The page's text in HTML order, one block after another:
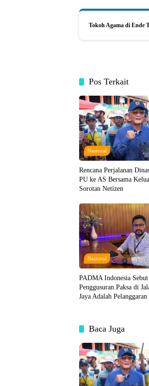
Tokoh Agama di Ende
Pos Terkait
Nasional
Rencana Perjalanan
PU ke AS Bersama
Sorotan Netizen
Nasional
PADMA Indonesia Sebut
Penggusuran Paksa di
Jaya Adalah
Baca Juga